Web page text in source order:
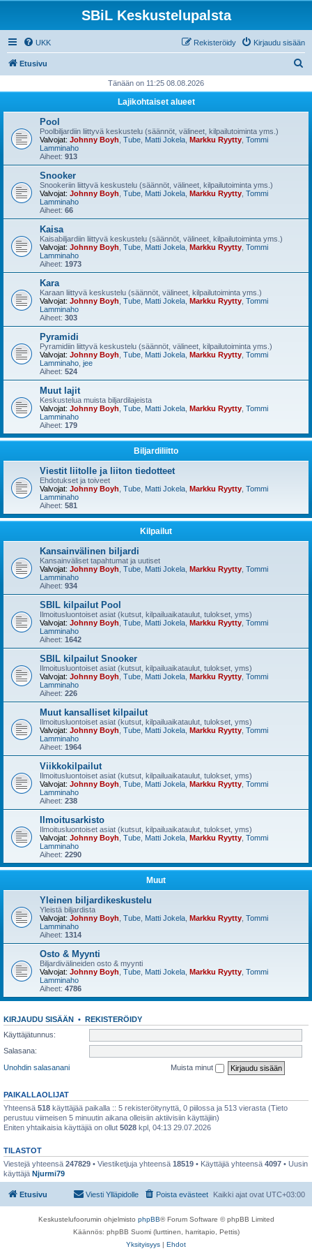
SBiL Keskustelupalsta
UKK Kirjaudu sisään
Rekisteröidy
Etusivu
i
Tänään on 11:25 08.08.2026
Lajikohtaiset alueet
Pool
Poolbiljardiin liittyvä keskustelu (säännöt, välineet, kilpailutoiminta yms.)
Valvojat: Johnny Boyh Tube Matti Jokela Markku Ryytty Tommi
Lamminaho
Aiheet: 913
Snooker
Snookeriin liittyvä keskustelu (säännöt, välineet, kilpailutoiminta yms.)
Valvojat: Johnny Boyh Tube Matti Jokela Markku Ryytty Tommi
Lamminaho
Aiheet: 66
Kaisa
Kaisabiljardiin liittyvä keskustelu (säännöt, välineet, kilpailutoiminta yms.)
Valvojat: Johnny Boyh Tube Matti Jokela Markku Ryytty Tommi
Lamminaho
Aiheet: 1973
Kara
Karaan liittyvä keskustelu (säännöt, välineet, kilpailutoiminta yms.)
Valvojat: Johnny Boyh Tube Matti Jokela Markku Ryytty Tommi
Lamminaho
Aiheet: 303
Pyramidi
Pyramidiin liittyvä keskustelu (säännöt, välineet, kilpailutoiminta yms.)
Valvojat: Johnny Boyh Tube Matti Jokela Markku Ryytty Tommi
Lamminaho jee
Aiheet: 524
Muut lajit
Keskustelua muista biljardilajeista
Valvojat: Johnny Boyh Tube Matti Jokela Markku Ryytty Tommi
Lamminaho
Aiheet: 179
Biljardiliitto
Viestit liitolle ja liiton tiedotteet
Ehdotukset ja toiveet
Valvojat: Johnny Boyh Tube Matti Jokela Markku Ryytty Tommi
Lamminaho
Aiheet: 581
Kilpailut
Kansainvälinen biljardi
Kansainväliset tapahtumat ja uutiset
Valvojat: Johnny Boyh Tube Matti Jokela Markku Ryytty Tommi
Lamminaho
Aiheet: 934
SBIL kilpailut Pool
Ilmoitusluontoiset asiat (kutsut, kilpailuaikataulut, tulokset, yms)
Valvojat: Johnny Boyh Tube Matti Jokela Markku Ryytty Tommi
Lamminaho
Aiheet: 1642
SBIL kilpailut Snooker
Ilmoitusluontoiset asiat (kutsut, kilpailuaikataulut, tulokset, yms)
Valvojat: Johnny Boyh Tube Matti Jokela Markku Ryytty Tommi
Lamminaho
Aiheet: 226
Muut kansalliset kilpailut
Ilmoitusluontoiset asiat (kutsut, kilpailuaikataulut, tulokset, yms)
Valvojat: Johnny Boyh Tube Matti Jokela Markku Ryytty Tommi
Lamminaho
Aiheet: 1964
Viikkokilpailut
Ilmoitusluontoiset asiat (kutsut, kilpailuaikataulut, tulokset, yms)
Valvojat: Johnny Boyh Tube Matti Jokela Markku Ryytty Tommi
Lamminaho
Aiheet: 238
Ilmoitusarkisto
Ilmoitusluontoiset asiat (kutsut, kilpailuaikataulut, tulokset, yms)
Valvojat: Johnny Boyh Tube Matti Jokela Markku Ryytty Tommi
Lamminaho
Aiheet: 2290
Muut
Yleinen biljardikeskustelu
Yleistä biljardista
Valvojat: Johnny Boyh Tube Matti Jokela Markku Ryytty Tommi
Lamminaho
Aiheet: 1314
Osto & Myynti
Biljardivälineiden osto & myynti
Valvojat: Johnny Boyh Tube Matti Jokela Markku Ryytty Tommi
Lamminaho
Aiheet: 4786
KIRJAUDU SISÄÄN • REKISTERÖIDY
Käyttäjätunnus:
Salasana:
Unohdin salasanani
Muista minut
PAIKALLAOLIJAT
Yhteensä 518 käyttäjää paikalla :: 5 rekisteröitynyttä, 0 piilossa ja 513 vierasta (Tieto
perustuu viimeisen 5 minuutin aikana olleisiin aktiivisiin käyttäjiin)
Eniten yhtaikaisia käyttäjiä on ollut 5028 kpl, 04:13 29.07.2026
TILASTOT
Viestejä yhteensä 247829 • Viestiketjuja yhteensä 18519 • Käyttäjiä yhteensä 4097 • Uusin
käyttäjä Njurmi79
Etusivu Kaikki ajat ovat UTC+03:00
Poista evästeet
Viesti Ylläpidolle
Keskustelufoorumin ohjelmisto phpBB® Forum Software © phpBB Limited
Käännös: phpBB Suomi (lurttinen, harritapio, Pettis)
Yksityisyys | Ehdot